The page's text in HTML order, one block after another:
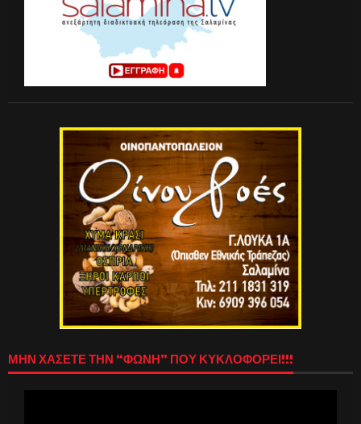
ΜΗΝ ΧΑΣΕΤΕ ΤΗΝ “ΦΩΝΗ” ΠΟΥ ΚΥΚΛΟΦΟΡΕΙ!!!